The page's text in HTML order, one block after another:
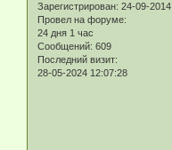
Зарегистрирован: 24-09-2014
Провел на форуме:
24 дня 1 час
Сообщений: 609
Последний визит:
28-05-2024 12:07:28